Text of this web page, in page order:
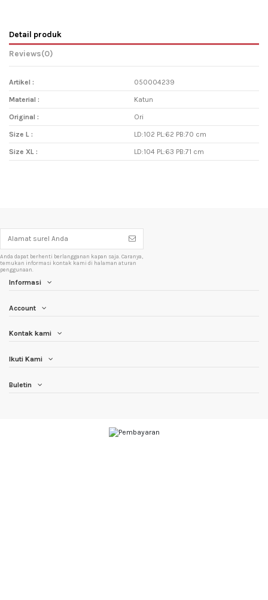
Detail produk
Reviews(0)
Artikel : 050004239
Material : Katun
Original : Ori
Size L : LD:102 PL:62 PB:70 cm
Size XL : LD:104 PL:63 PB:71 cm
Anda dapat berhenti berlangganan kapan saja. Caranya,
temukan informasi kontak kami di halaman aturan
penggunaan.
Informasi
Account
Kontak kami
Ikuti Kami
Buletin